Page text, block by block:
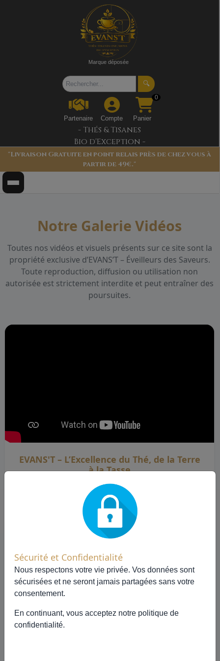
Sécurité et Confidentialité
Nous respectons votre vie privée. Vos données sont
sécurisées et ne seront jamais partagées sans votre
consentement.
En continuant, vous acceptez notre politique de
confidentialité.
Marque déposée
🔍
Partenaire Compte
0
Panier
- Thés & Tisanes
Bio d'Exception -
"Livraison Gratuite en point relais près de chez vous à
partir de 49€."
Notre Galerie Vidéos
Toutes nos vidéos et visuels présents sur ce site sont la
propriété exclusive d’EVANS’T – Éveilleurs des Saveurs.
Toute reproduction, diffusion ou utilisation non
autorisée est strictement interdite et peut entraîner des
poursuites.
EVANS'T – L’Excellence du Thé, de la Terre
à la Tasse
Découvrez notre univers en vidéo